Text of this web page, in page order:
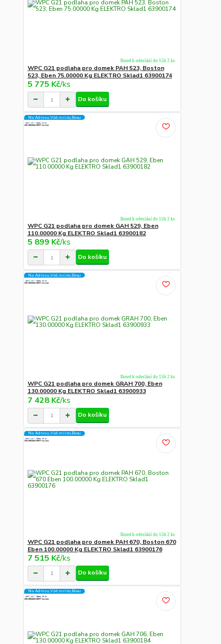
WPC G21 podlaha pro domek PAH 523, Boston
523, Eben 75.00000 Kg ELEKTRO Sklad1 63900174
5 775 Kč/ks
Ihned k odeslání do 15h 2 ks
Do košíku
Na Adresu,Výd.místo,Boxu
WPC G21 podlaha pro domek GAH 529, Eben
110.00000 Kg ELEKTRO Sklad1 63900182
5 899 Kč/ks
Ihned k odeslání do 15h 2 ks
Do košíku
Na Adresu,Výd.místo,Boxu
WPC G21 podlaha pro domek GRAH 700, Eben
130.00000 Kg ELEKTRO Sklad1 63900933
7 428 Kč/ks
Ihned k odeslání do 15h 2 ks
Do košíku
Na Adresu,Výd.místo,Boxu
WPC G21 podlaha pro domek PAH 670, Boston 670
Eben 100.00000 Kg ELEKTRO Sklad1 63900176
7 515 Kč/ks
Ihned k odeslání do 15h 2 ks
Do košíku
Na Adresu,Výd.místo,Boxu